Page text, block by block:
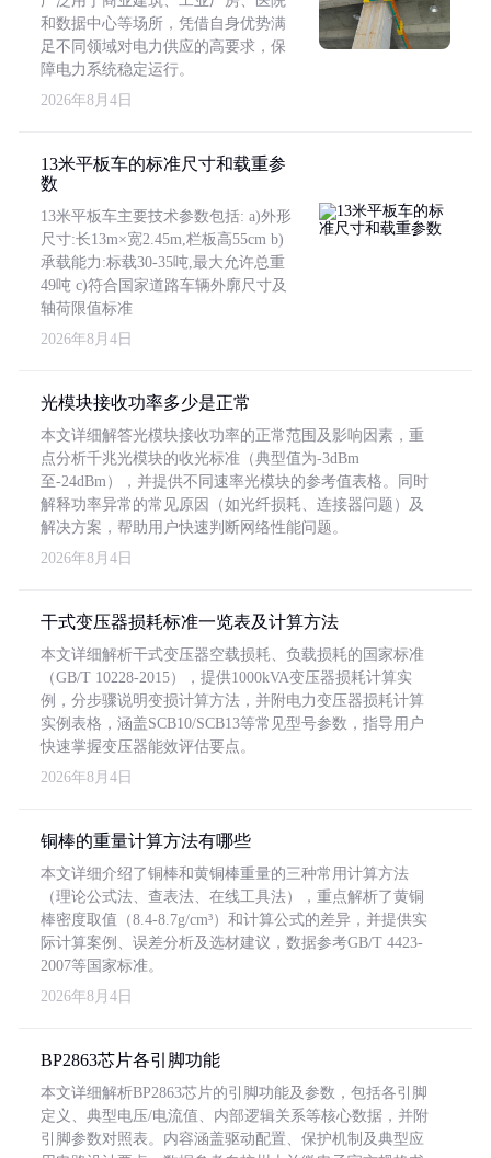
和数据中心等场所，凭借自身优势满
足不同领域对电力供应的高要求，保
障电力系统稳定运行。
2026年8月4日
13米平板车的标准尺寸和载重参
数
13米平板车主要技术参数包括: a)外形
尺寸:长13m×宽2.45m,栏板高55cm b)
承载能力:标载30-35吨,最大允许总重
49吨 c)符合国家道路车辆外廓尺寸及
轴荷限值标准
2026年8月4日
光模块接收功率多少是正常
本文详细解答光模块接收功率的正常范围及影响因素，重
点分析千兆光模块的收光标准（典型值为-3dBm
至-24dBm），并提供不同速率光模块的参考值表格。同时
解释功率异常的常见原因（如光纤损耗、连接器问题）及
解决方案，帮助用户快速判断网络性能问题。
2026年8月4日
干式变压器损耗标准一览表及计算方法
本文详细解析干式变压器空载损耗、负载损耗的国家标准
（GB/T 10228-2015），提供1000kVA变压器损耗计算实
例，分步骤说明变损计算方法，并附电力变压器损耗计算
实例表格，涵盖SCB10/SCB13等常见型号参数，指导用户
快速掌握变压器能效评估要点。
2026年8月4日
铜棒的重量计算方法有哪些
本文详细介绍了铜棒和黄铜棒重量的三种常用计算方法
（理论公式法、查表法、在线工具法），重点解析了黄铜
棒密度取值（8.4-8.7g/cm³）和计算公式的差异，并提供实
际计算案例、误差分析及选材建议，数据参考GB/T 4423-
2007等国家标准。
2026年8月4日
BP2863芯片各引脚功能
本文详细解析BP2863芯片的引脚功能及参数，包括各引脚
定义、典型电压/电流值、内部逻辑关系等核心数据，并附
引脚参数对照表。内容涵盖驱动配置、保护机制及典型应